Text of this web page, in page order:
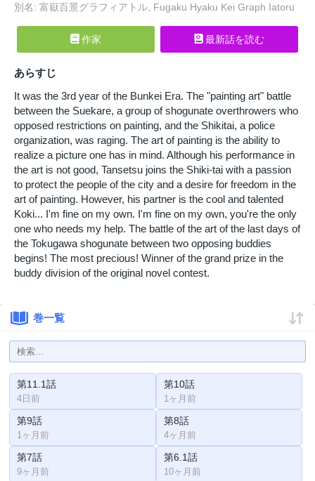
別名: 富嶽百景グラフィアトル, Fugaku Hyaku Kei Graph Iatoru
作家 最新話を読む
あらすじ
It was the 3rd year of the Bunkei Era. The "painting art" battle
between the Suekare, a group of shogunate overthrowers who
opposed restrictions on painting, and the Shikitai, a police
organization, was raging. The art of painting is the ability to
realize a picture one has in mind. Although his performance in
the art is not good, Tansetsu joins the Shiki-tai with a passion
to protect the people of the city and a desire for freedom in the
art of painting. However, his partner is the cool and talented
Koki... I'm fine on my own. I'm fine on my own, you're the only
one who needs my help. The battle of the art of the last days of
the Tokugawa shogunate between two opposing buddies
begins! The most precious! Winner of the grand prize in the
buddy division of the original novel contest.
巻一覧
第11.1話
4日前
第10話
1ヶ月前
第9話
1ヶ月前
第8話
4ヶ月前
第7話
9ヶ月前
第6.1話
10ヶ月前